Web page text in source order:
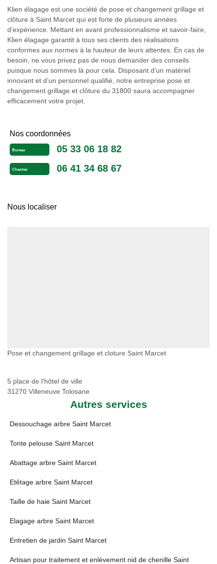
Klien élagage est une société de pose et changement grillage et
clôture à Saint Marcet qui est forte de plusieurs années
d’expérience. Mettant en avant professionnalisme et savoir-faire,
Klien élagage garantit à tous ses clients des réalisations
conformes aux normes à la hauteur de leurs attentes. En cas de
besoin, ne vous privez pas de nous demander des conseils
puisque nous sommes là pour cela. Disposant d’un matériel
innovant et d’un personnel qualifié, notre entreprise pose et
changement grillage et clôture du 31800 saura accompagner
efficacement votre projet.
Nos coordonnées
Bureau 05 33 06 18 82
Chantier 06 41 34 68 67
Nous localiser
Pose et changement grillage et cloture Saint Marcet
5 place de l'hôtel de ville
31270 Villeneuve Tolosane
Autres services
Dessouchage arbre Saint Marcet
Tonte pelouse Saint Marcet
Abattage arbre Saint Marcet
Etêtage arbre Saint Marcet
Taille de haie Saint Marcet
Elagage arbre Saint Marcet
Entretien de jardin Saint Marcet
Artisan pour traitement et enlèvement nid de chenille Saint